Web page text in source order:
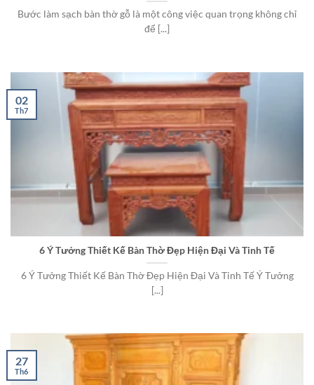
Bước làm sạch bàn thờ gỗ là một công việc quan trọng không chỉ
để [...]
6 Ý Tưởng Thiết Kế Bàn Thờ Đẹp Hiện Đại Và Tinh Tế
6 Ý Tưởng Thiết Kế Bàn Thờ Đẹp Hiện Đại Và Tinh Tế Ý Tưởng
[...]
02
Th7
27
Th6